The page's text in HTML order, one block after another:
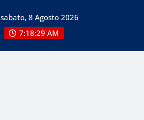
sabato, 8 Agosto 2026
7:18:29 AM